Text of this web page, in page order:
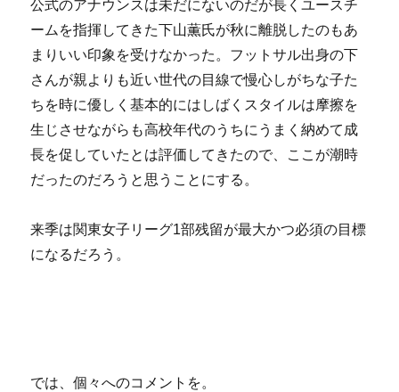
公式のアナウンスは未だにないのだが長くユースチ
ームを指揮してきた下山薫氏が秋に離脱したのもあ
まりいい印象を受けなかった。フットサル出身の下
さんが親よりも近い世代の目線で慢心しがちな子た
ちを時に優しく基本的にはしばくスタイルは摩擦を
生じさせながらも高校年代のうちにうまく納めて成
長を促していたとは評価してきたので、ここが潮時
だったのだろうと思うことにする。
来季は関東女子リーグ1部残留が最大かつ必須の目標
になるだろう。
では、個々へのコメントを。